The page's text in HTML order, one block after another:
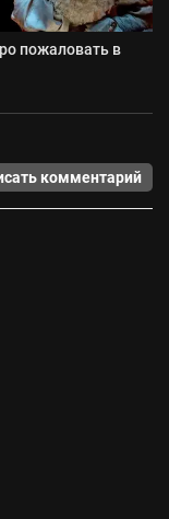
пожаловать в
комментарий